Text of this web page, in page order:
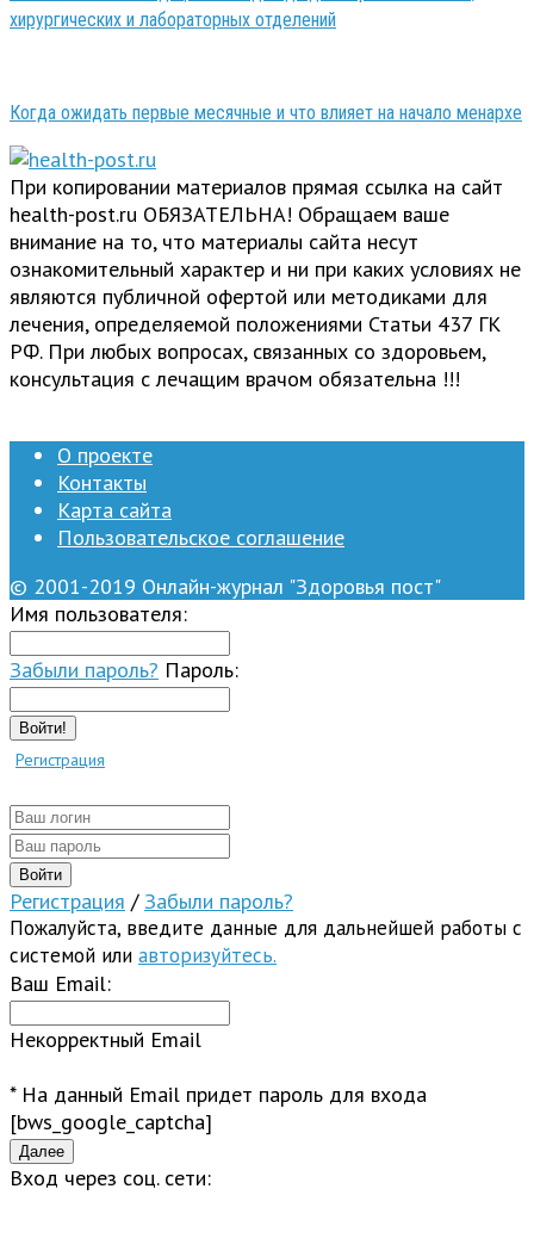
хирургических и лабораторных отделений
Когда ожидать первые месячные и что влияет на начало менархе
При копировании материалов прямая ссылка на сайт
health-post.ru ОБЯЗАТЕЛЬНА! Обращаем ваше
внимание на то, что материалы сайта несут
ознакомительный характер и ни при каких условиях не
являются публичной офертой или методиками для
лечения, определяемой положениями Статьи 437 ГК
РФ. При любых вопросах, связанных со здоровьем,
консультация с лечащим врачом обязательна !!!
О проекте
Контакты
Карта сайта
Пользовательское соглашение
© 2001-2019 Онлайн-журнал "Здоровья пост"
Имя пользователя:
Забыли пароль? Пароль:
Войти!
Регистрация
Регистрация / Забыли пароль?
Пожалуйста, введите данные для дальнейшей работы с
системой или авторизуйтесь.
Ваш Email:
Некорректный Email
* На данный Email придет пароль для входа
[bws_google_captcha]
Вход через соц. сети: